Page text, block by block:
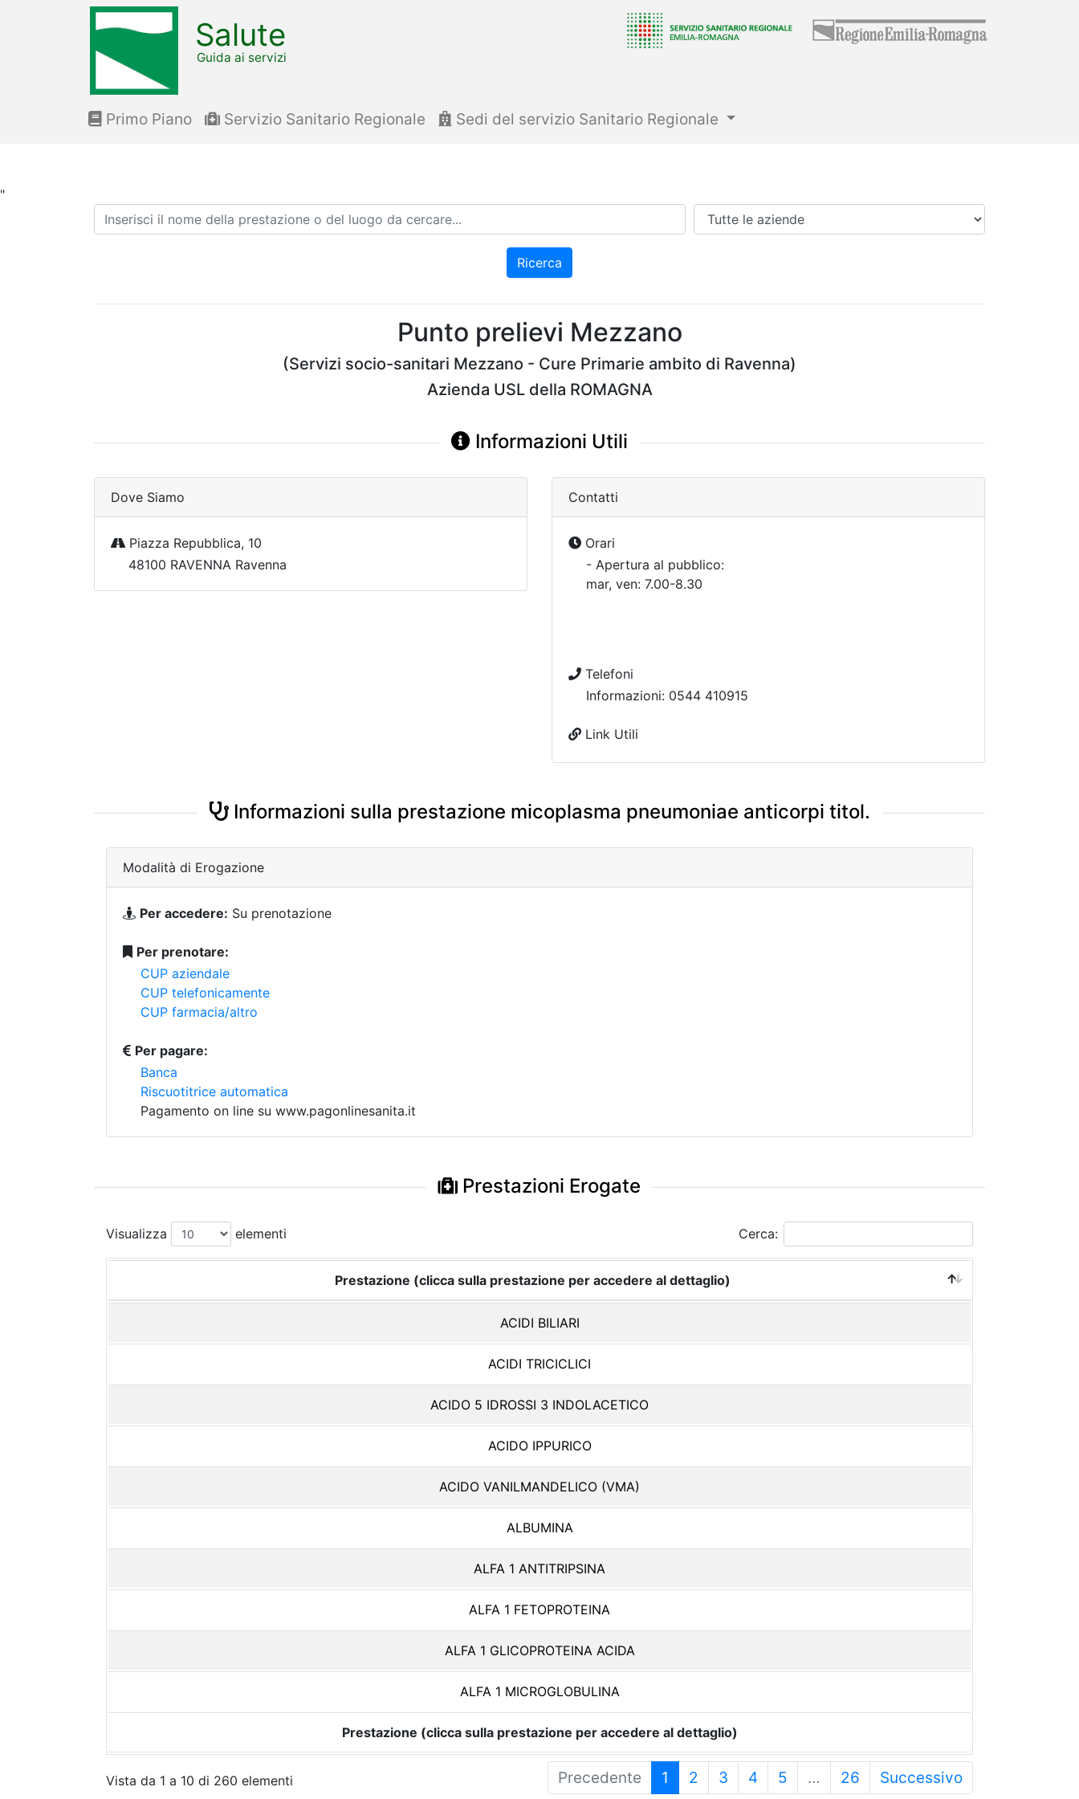
"
Salute
Guida ai servizi
Primo Piano Servizio Sanitario Regionale Sedi del servizio Sanitario Regionale
Ricerca Azienda
Ricerca
Punto prelievi Mezzano
(Servizi socio-sanitari Mezzano - Cure Primarie ambito di Ravenna)
Azienda USL della ROMAGNA
Informazioni Utili
Dove Siamo
Piazza Repubblica, 10
48100 RAVENNA Ravenna
Contatti
Orari
- Apertura al pubblico:
mar, ven: 7.00-8.30
Telefoni
Informazioni: 0544 410915
Link Utili
Informazioni sulla prestazione micoplasma pneumoniae anticorpi titol.
Modalità di Erogazione
Per accedere: Su prenotazione
Per prenotare:
CUP aziendale
CUP telefonicamente
CUP farmacia/altro
Per pagare:
Banca
Riscuotitrice automatica
Pagamento on line su www.pagonlinesanita.it
Prestazioni Erogate
Visualizza elementi Cerca:
Prestazione (clicca sulla prestazione per accedere al dettaglio)
ACIDI BILIARI
ACIDI TRICICLICI
ACIDO 5 IDROSSI 3 INDOLACETICO
ACIDO IPPURICO
ACIDO VANILMANDELICO (VMA)
ALBUMINA
ALFA 1 ANTITRIPSINA
ALFA 1 FETOPROTEINA
ALFA 1 GLICOPROTEINA ACIDA
ALFA 1 MICROGLOBULINA
Prestazione (clicca sulla prestazione per accedere al dettaglio)
Vista da 1 a 10 di 260 elementi Precedente 1 2 3 4 5 … 26 Successivo